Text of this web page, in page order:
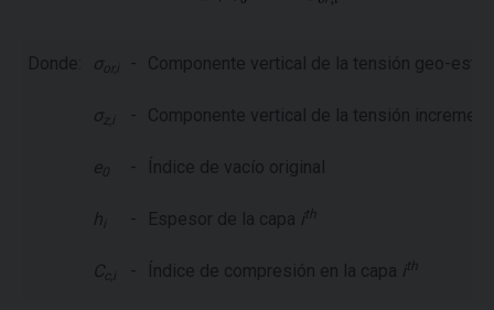
Donde: σ or,i - Componente vertical de la tensión geo-
σz,i - Componente vertical de la tensión
e0 - Índice de vacío original
h - Espesor de la capa ith
C - Índice de compresión en la capa ith